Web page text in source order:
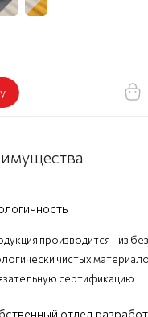
производится из
чистых
сертификацию
отдел